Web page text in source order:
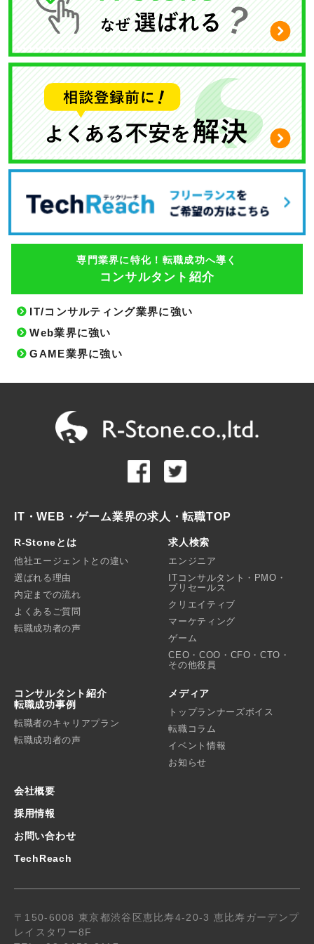
専門業界に特化！転職成功へ導く
コンサルタント紹介
IT/コンサルティング業界に強い
Web業界に強い
GAME業界に強い
IT・WEB・ゲーム業界の求人・転職TOP
R-Stoneとは
他社エージェントとの違い
選ばれる理由
内定までの流れ
よくあるご質問
転職成功者の声
求人検索
エンジニア
ITコンサルタント・PMO・
プリセールス
クリエイティブ
マーケティング
ゲーム
CEO・COO・CFO・CTO・
その他役員
コンサルタント紹介
転職成功事例
転職者のキャリアプラン
転職成功者の声
メディア
トップランナーズボイス
転職コラム
イベント情報
お知らせ
会社概要
採用情報
お問い合わせ
TechReach
〒150-6008 東京都渋谷区恵比寿4-20-3 恵比寿ガーデンプ
レイスタワー8F